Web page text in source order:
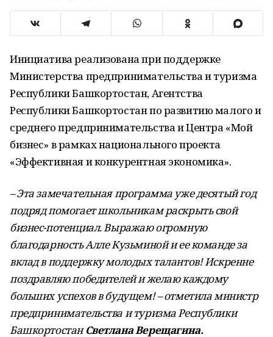
Инициатива реализована при поддержке
Министерства предпринимательства и туризма
Республики Башкортостан, Агентства
Республики Башкортостан по развитию малого и
среднего предпринимательства и Центра «Мой
бизнес» в рамках национального проекта
«Эффективная и конкурентная экономика».
– Эта замечательная программа уже десятый год
подряд помогает школьникам раскрыть свой
бизнес-потенциал. Выражаю огромную
благодарность Алле Кузьминой и ее команде за
вклад в поддержку молодых талантов! Искренне
поздравляю победителей и желаю каждому
больших успехов в будущем! – отметила министр
предпринимательства и туризма Республики
БашкортостанСветлана Верещагина.